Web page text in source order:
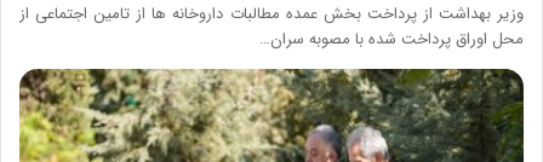
وزیر بهداشت از پرداخت بخش عمده مطالبات داروخانه ها از تامین اجتماعی از
محل اوراق پرداخت شده با مصوبه سران…